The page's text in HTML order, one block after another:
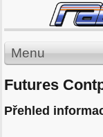
Menu
Futures
Přehled